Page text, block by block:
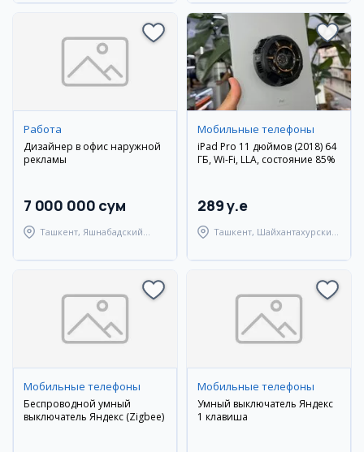
Работа
Дизайнер в офис наружной
рекламы
7 000 000 сум
Ташкент, Яшнабадский
Мобильные телефоны
iPad Pro 11 дюймов (2018) 64
ГБ, Wi-Fi, LLA, состояние 85%
289 y.e
Ташкент, Шайхантахурский
Мобильные телефоны
Беспроводной умный
выключатель Яндекс (Zigbee)
Мобильные телефоны
Умный выключатель Яндекс
1 клавиша